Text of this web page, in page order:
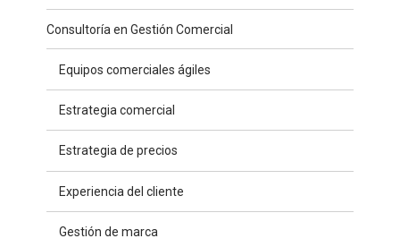
Consultoría en Gestión Comercial
Equipos comerciales ágiles
Estrategia comercial
Estrategia de precios
Experiencia del cliente
Gestión de marca